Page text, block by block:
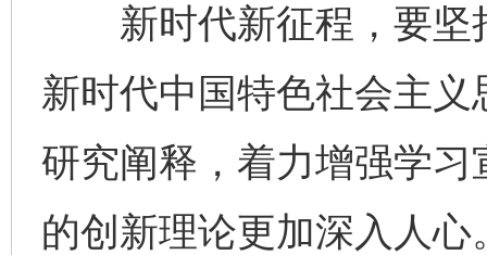
新时代新征程，要坚
新时代中国特色社会主
研究阐释，着力增强学
的创新理论更加深入人心